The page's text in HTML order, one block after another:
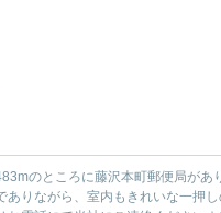
のところに藤沢本町郵便局があ
りながら、室内もきれいな一押